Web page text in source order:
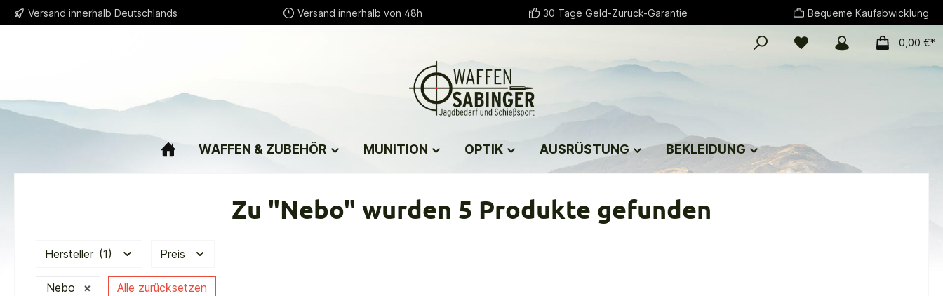
Zur Hauptnavigation springen
Versand innerhalb Deutschlands Versand innerhalb von 48h 30 Tage Geld-Zurück-Garantie Bequeme Kaufabwicklung
0,00 €*
WAFFEN & ZUBEHÖR MUNITION OPTIK AUSRÜSTUNG BEKLEIDUNG
Zu "Nebo" wurden 5 Produkte gefunden
Hersteller (1) Preis
Nebo × Alle zurücksetzen